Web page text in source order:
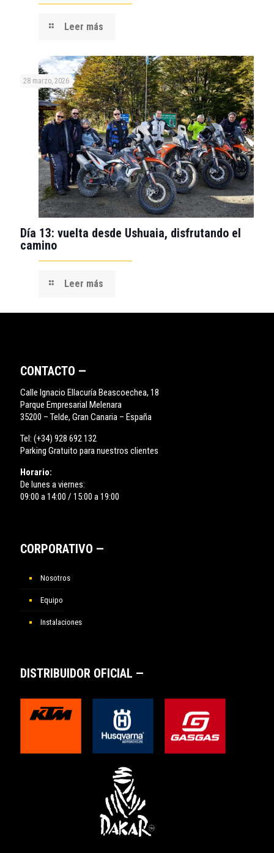
Leer más
28 marzo, 2026
Día 13: vuelta desde Ushuaia, disfrutando el
camino
Leer más
CONTACTO —
Calle Ignacio Ellacuría Beascoechea, 18
Parque Empresarial Melenara
35200 – Telde, Gran Canaria – España
Tel: (+34) 928 692 132
Parking Gratuito para nuestros clientes
Horario:
De lunes a viernes:
09:00 a 14:00 / 15:00 a 19:00
CORPORATIVO —
Nosotros
Equipo
Instalaciones
DISTRIBUIDOR OFICIAL —